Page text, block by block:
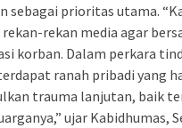
sebagai prioritas utama.
rekan media agar
korban. Dalam perkara
ranah pribadi yang
trauma lanjutan, baik
ujar Kabidhumas,